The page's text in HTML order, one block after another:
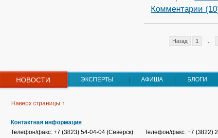
Комментарии
Назад 1
НОВОСТИ ЭКСПЕРТЫ АФИША БЛОГИ
Наверх страницы ↑
Контактная информация
Телефон/факс: +7 (3823) 54-04-04 (Северск)
Телефон/факс: +7 (3822)